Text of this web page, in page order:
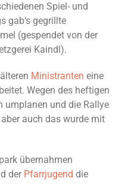
Spiel- und
gab‘s gegrillte
(gespendet von der
Kaindl).
Ministranten eine
Wegen des heftigen
umplanen und die Rallye
auch das wurde mit
übernahmen
der Pfarrjugend die